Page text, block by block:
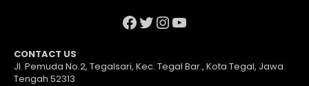
Facebook
Twitter
Instagram
YouTube
CONTACT US
Jl. Pemuda No.2, Tegalsari, Kec. Tegal Bar., Kota Tegal, Jawa
Tengah 52313